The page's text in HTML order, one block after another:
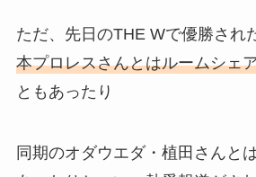
ただ、先日のTHE Wで優勝され
本プロレスさんとはルームシェ
ともあったり
同期のオダウエダ・植田さんと